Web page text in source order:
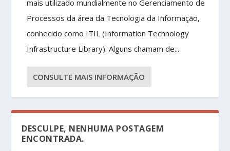
mais utilizado mundialmente no Gerenciamento de
Processos da área da Tecnologia da Informação,
conhecido como ITIL (Information Technology
Infrastructure Library). Alguns chamam de...
CONSULTE MAIS INFORMAÇÃO
DESCULPE, NENHUMA POSTAGEM
ENCONTRADA.